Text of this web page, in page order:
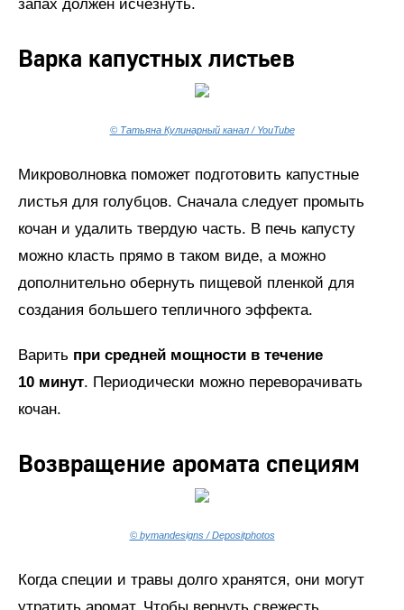
запах должен исчезнуть.
Варка капустных листьев
© Татьяна Кулинарный канал / YouTube
Микроволновка поможет подготовить капустные
листья для голубцов. Сначала следует промыть
кочан и удалить твердую часть. В печь капусту
можно класть прямо в таком виде, а можно
дополнительно обернуть пищевой пленкой для
создания большего тепличного эффекта.
Варить при средней мощности в течение
10 минут. Периодически можно переворачивать
кочан.
Возвращение аромата специям
© bymandesigns / Depositphotos
Когда специи и травы долго хранятся, они могут